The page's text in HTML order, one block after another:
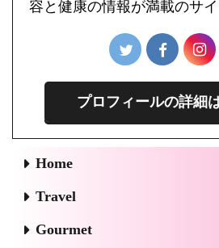
容と健康の情報が満載のサイ
プロフィールの詳細
Home
Travel
Gourmet